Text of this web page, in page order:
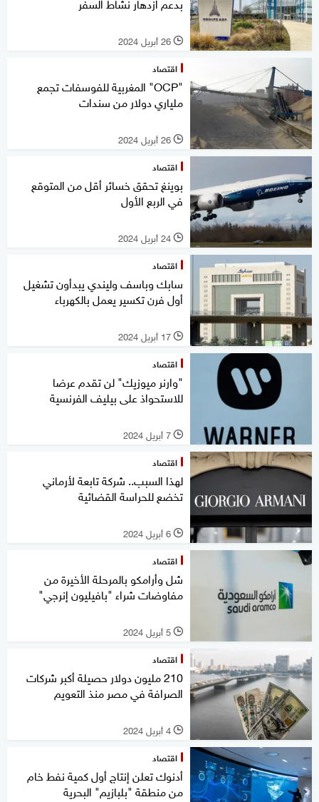
l 26 أبريل 2024
اقتصاد
"OCP" المغربية للفوسفات تجمع
ملياري دولار من سندات
l 26 أبريل 2024
اقتصاد
بوينغ تحقق خسائر أقل من المتوقع
في الربع الأول
l 24 أبريل 2024
اقتصاد
سابك وباسف وليندي يبدأون تشغيل
أول فرن تكسير يعمل بالكهرباء
l 17 أبريل 2024
اقتصاد
"وارنر ميوزيك" لن تقدم عرضا
للاستحواذ على بيليف الفرنسية
l 7 أبريل 2024
اقتصاد
لهذا السبب.. شركة تابعة لأرماني
تخضع للحراسة القضائية
l 6 أبريل 2024
اقتصاد
شل وأرامكو بالمرحلة الأخيرة من
مفاوضات شراء "بافيليون إنرجي"
l 5 أبريل 2024
اقتصاد
210 مليون دولار حصيلة أكبر شركات
الصرافة في مصر منذ التعويم
l 4 أبريل 2024
اقتصاد
أدنوك تعلن إنتاج أول كمية نفط خام
من منطقة "بلبازيم" البحرية